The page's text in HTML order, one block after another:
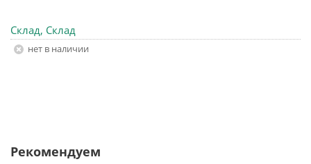
Склад, Склад
Нет в наличии
Рекомендуем